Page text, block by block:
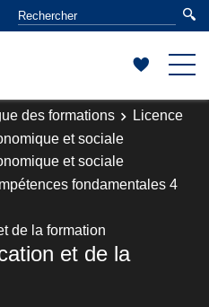
des formations
Licence
et sociale
et sociale
fondamentales 4
de la formation
et de la